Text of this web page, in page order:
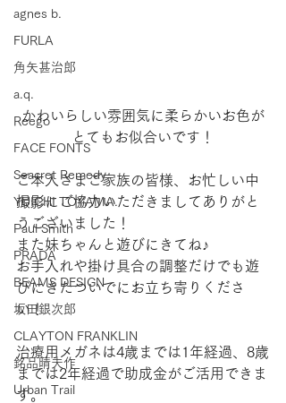
agnes b.
FURLA
角矢甚治郎
a.q.
Reego
FACE FONTS
Seacret Remedy
YUICHI TOYAMA.
Paul Smith
PRADA
BEAMS DESIGN
坂田銀次郎
CLAYTON FRANKLIN
銘品晴夫作
Urban Trail
かわいらしい雰囲気に柔らかいお色が
とてもお似合いです！
ご本人さまご家族の皆様、お忙しい中
撮影にご協力いただきましてありがと
うございました！
また妹ちゃんと遊びにきてね♪
お手入れや掛け具合の調整だけでも遊
びにきたついでにお立ち寄りくださ
い！
治療用メガネは4歳までは1年経過、8歳
までは2年経過で助成金がご活用できま
す。